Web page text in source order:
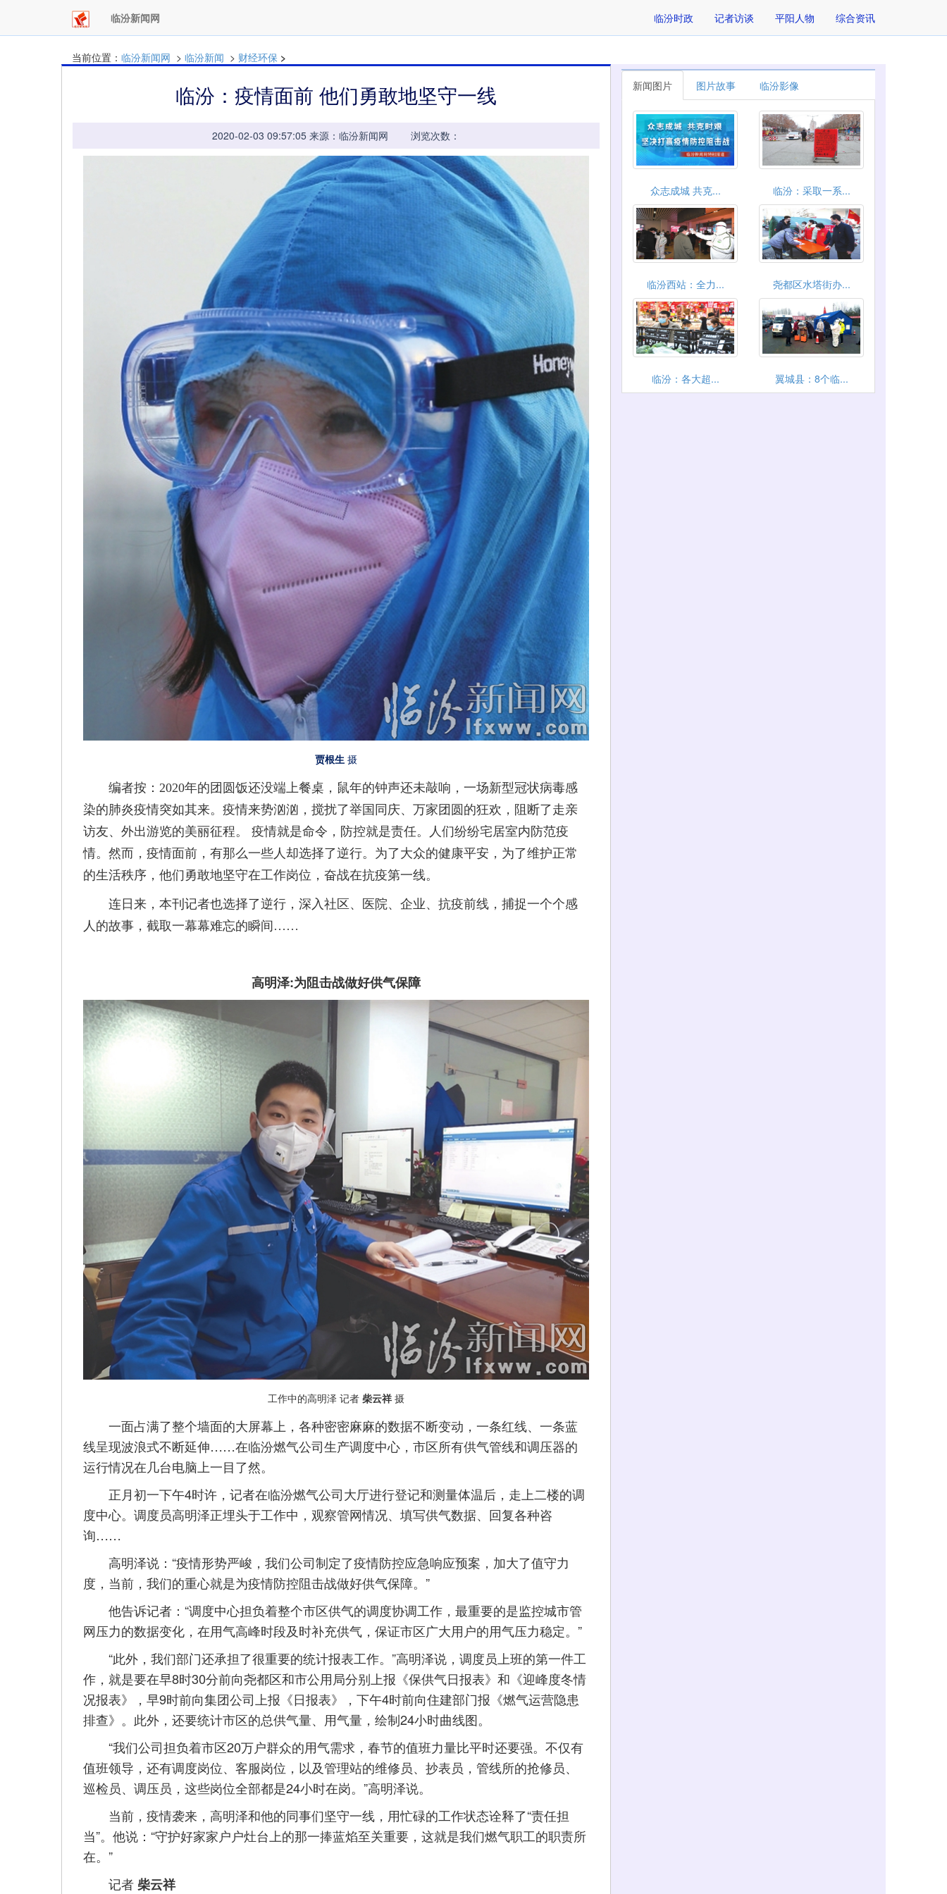
临汾新闻网 临汾时政 记者访谈 平阳人物 综合资讯
当前位置： 临汾新闻网 > 临汾新闻 > 财经环保 >
临汾：疫情面前 他们勇敢地坚守一线
2020-02-03 09:57:05 来源：临汾新闻网 浏览次数：
贾根生 摄
编者按：2020年的团圆饭还没端上餐桌，鼠年的钟声还未敲响，一场新型冠状病毒感
染的肺炎疫情突如其来。疫情来势汹汹，搅扰了举国同庆、万家团圆的狂欢，阻断了走亲
访友、外出游览的美丽征程。 疫情就是命令，防控就是责任。人们纷纷宅居室内防范疫
情。然而，疫情面前，有那么一些人却选择了逆行。为了大众的健康平安，为了维护正常
的生活秩序，他们勇敢地坚守在工作岗位，奋战在抗疫第一线。
连日来，本刊记者也选择了逆行，深入社区、医院、企业、抗疫前线，捕捉一个个感
人的故事，截取一幕幕难忘的瞬间……
高明泽:为阻击战做好供气保障
工作中的高明泽 记者 柴云祥 摄
一面占满了整个墙面的大屏幕上，各种密密麻麻的数据不断变动，一条红线、一条蓝
线呈现波浪式不断延伸……在临汾燃气公司生产调度中心，市区所有供气管线和调压器的
运行情况在几台电脑上一目了然。
正月初一下午4时许，记者在临汾燃气公司大厅进行登记和测量体温后，走上二楼的调
度中心。调度员高明泽正埋头于工作中，观察管网情况、填写供气数据、回复各种咨
询……
高明泽说：“疫情形势严峻，我们公司制定了疫情防控应急响应预案，加大了值守力
度，当前，我们的重心就是为疫情防控阻击战做好供气保障。”
他告诉记者：“调度中心担负着整个市区供气的调度协调工作，最重要的是监控城市管
网压力的数据变化，在用气高峰时段及时补充供气，保证市区广大用户的用气压力稳定。”
“此外，我们部门还承担了很重要的统计报表工作。”高明泽说，调度员上班的第一件工
作，就是要在早8时30分前向尧都区和市公用局分别上报《保供气日报表》和《迎峰度冬情
况报表》，早9时前向集团公司上报《日报表》，下午4时前向住建部门报《燃气运营隐患
排查》。此外，还要统计市区的总供气量、用气量，绘制24小时曲线图。
“我们公司担负着市区20万户群众的用气需求，春节的值班力量比平时还要强。不仅有
值班领导，还有调度岗位、客服岗位，以及管理站的维修员、抄表员，管线所的抢修员、
巡检员、调压员，这些岗位全部都是24小时在岗。”高明泽说。
当前，疫情袭来，高明泽和他的同事们坚守一线，用忙碌的工作状态诠释了“责任担
当”。他说：“守护好家家户户灶台上的那一捧蓝焰至关重要，这就是我们燃气职工的职责所
在。”
记者 柴云祥
新闻图片 图片故事 临汾影像
众志成城 共克... 临汾：采取一系...
临汾西站：全力... 尧都区水塔街办...
临汾：各大超... 翼城县：8个临...